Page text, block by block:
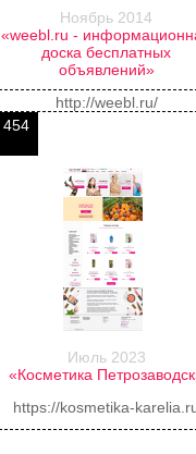
Ноябрь 2014
«weebl.ru -
доска бесплатных
объявлений»
http://weebl.ru/
454
Июль 2023
«Косметика
https://kosmetika-